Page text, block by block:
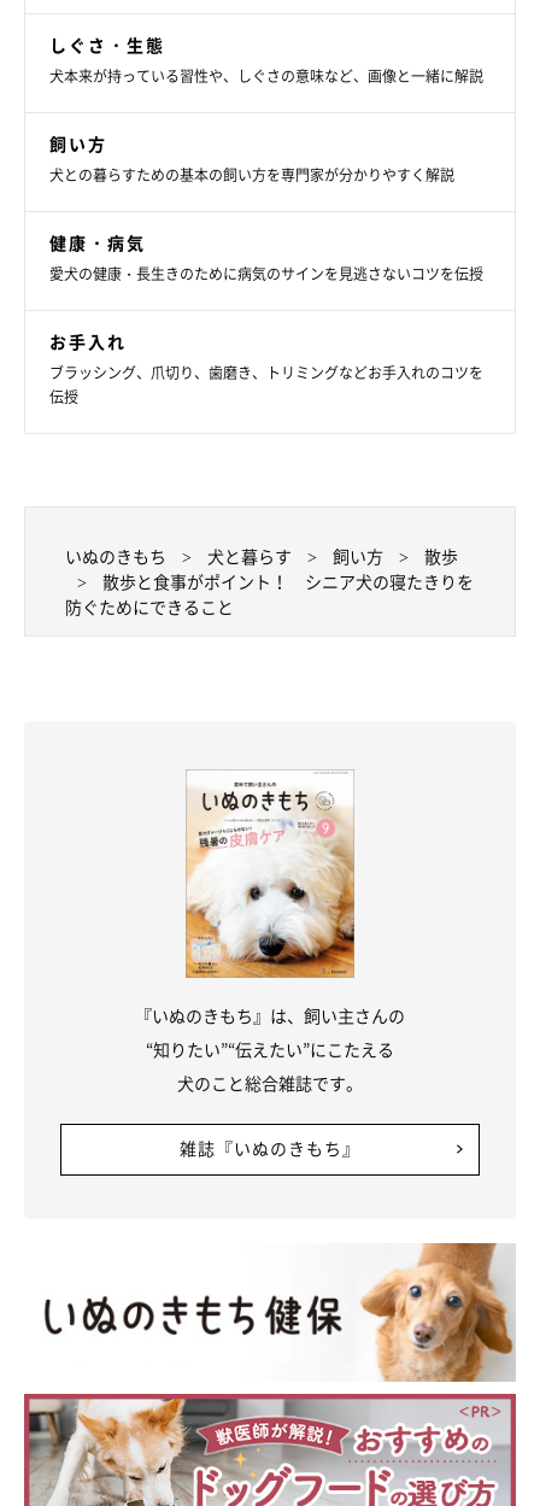
しぐさ・生態
犬本来が持っている習性や、しぐさの意味など、画像と一緒に解説
飼い方
犬との暮らすための基本の飼い方を専門家が分かりやすく解説
健康・病気
愛犬の健康・長生きのために病気のサインを見逃さないコツを伝授
お手入れ
ブラッシング、爪切り、歯磨き、トリミングなどお手入れのコツを
伝授
いぬのきもち 犬と暮らす 飼い方
散歩
散歩と食事がポイント！ シニア犬の寝たきりを
防ぐためにできること
『いぬのきもち』は、飼い主さんの
“知りたい”“伝えたい”にこたえる
犬のこと総合雑誌です。
雑誌『いぬのきもち』